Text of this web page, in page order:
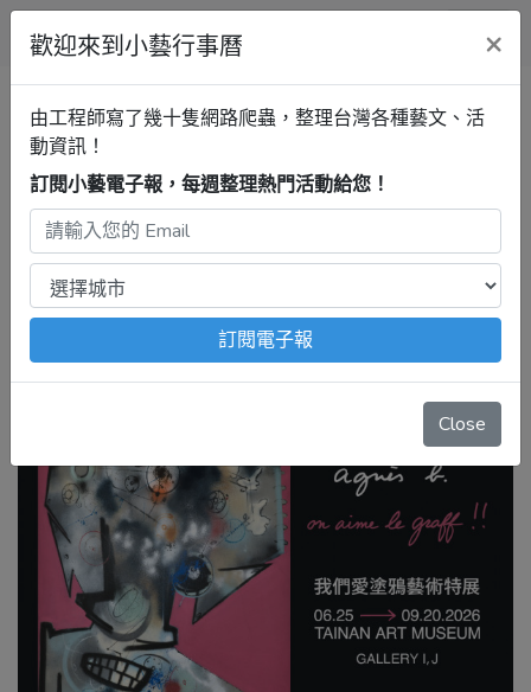
小藝行事曆
台南行事曆
臺南市美術館
agnès b. on aime le graff !! 我們
愛塗鴉藝術特展
2026年6月25日 – 9月20日
注意：出發前請去官網再次確認！
取，沒有算到疫情影響、例行休館日、國定假日、移師外地
歡迎來到小藝行事曆 ×
由工程師寫了幾十隻網路爬蟲，整理台灣各種藝文、活
動資訊！
訂閱小藝電子報，每週整理熱門活動給您！
訂閱電子報
Close